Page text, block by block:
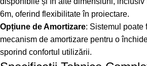
6m, oferind flexibilitate în proiectare.
Opțiune de Amortizare: Sistemul poate
mecanism de amortizare pentru o
sporind confortul utilizării.